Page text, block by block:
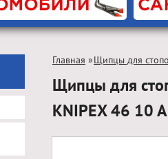
Главная »Щипцы для
Щипцы для
KNIPEX 46 10